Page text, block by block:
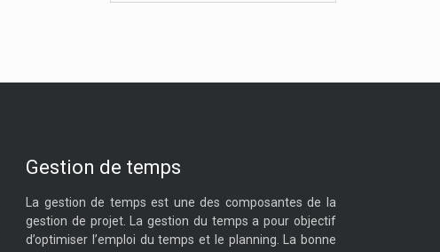
Gestion de temps
La gestion de temps est une des composantes de la
gestion de projet. La gestion du temps a pour objectif
d’optimiser l’emploi du temps et le planning. La bonne